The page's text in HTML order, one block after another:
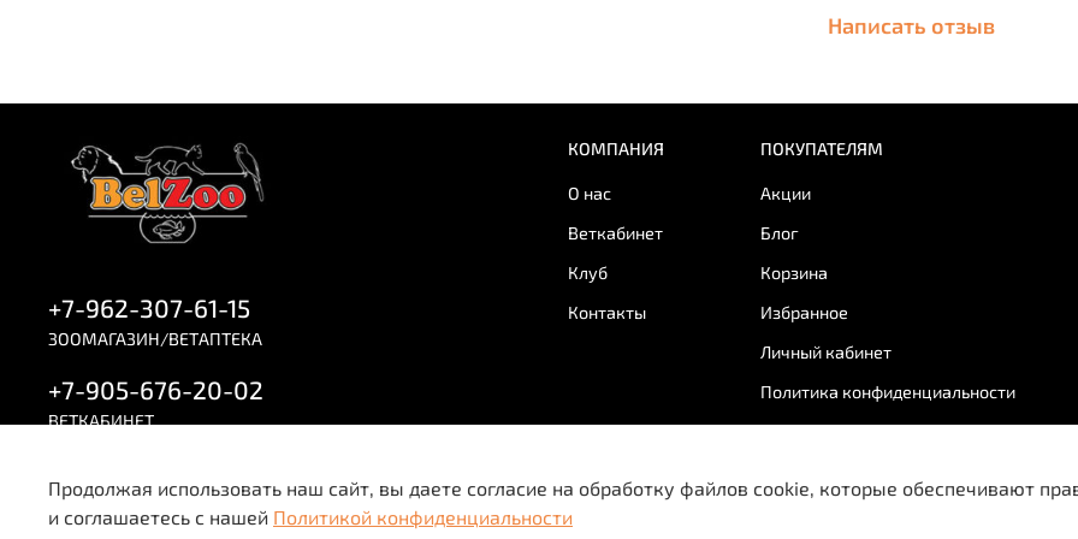
ЛЕГКО ПРОНИКАЕТ в
почек. Не следует
применяют под
системной абсорбции
Не следует применять
Написать отзыв
КОМПАНИЯ
О нас
Веткабинет
Клуб
Контакты
ПОКУПАТЕЛЯМ
Акции
Блог
Корзина
Избранное
Личный кабинет
Политика конфиденциальности
+7-962-307-61-15
ЗООМАГАЗИН/ВЕТАПТЕКА
+7-905-676-20-02
ВЕТКАБИНЕТ
Вся информация о товарах и ценах носит исключительно информационный характер и не является публичной
Продолжая использовать наш сайт, вы даете согласие на обработку файлов cookie, которые обеспечивают
и соглашаетесь с нашей Политикой конфиденциальности